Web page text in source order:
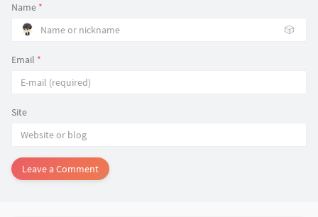
Name *
🎲
Email *
Site
Leave a Comment